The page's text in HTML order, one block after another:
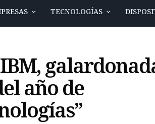
TECNOLOGÍAS
año de